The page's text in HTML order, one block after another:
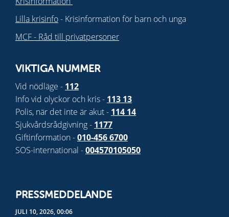
Lilla krisinfo- Krisinformation för barn och unga
MCF - Råd till privatpersoner
VIKTIGA NUMMER
Vid nödläge - 112
Info vid olyckor och kris - 113 13
Polis, när det inte är akut - 114 14
Sjukvårdsrådgivning - 1177
Giftinformation -010-456 6700
SOS-international -004570105050
PRESSMEDDELANDE
JULI 10, 2026, 00:06